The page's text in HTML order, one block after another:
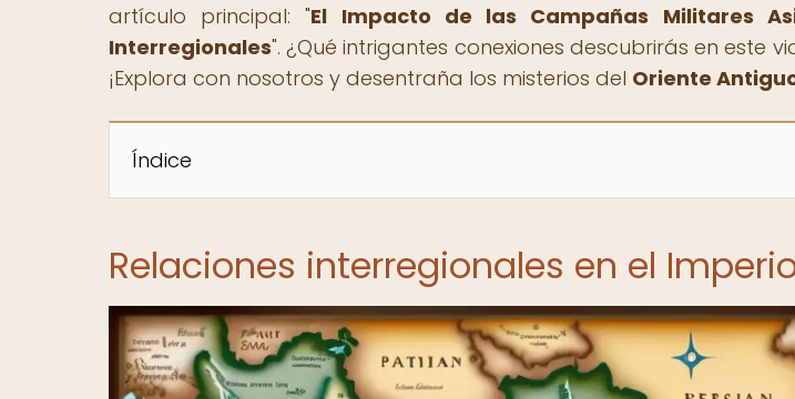
artículo principal: "El Impacto de las Campañas Militares
Interregionales". ¿Qué intrigantes conexiones descubrirás en este
¡Explora con nosotros y desentraña los misterios del Oriente
Índice
Relaciones interregionales en el